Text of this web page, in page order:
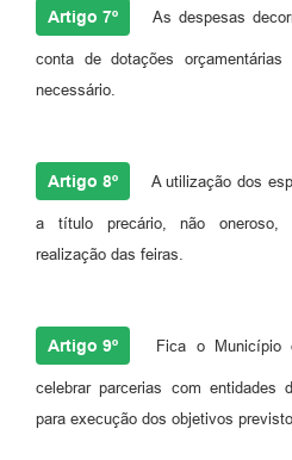
Artigo 7º As despesas
conta de dotações orçamentárias
necessário.
Artigo 8º A utilização dos
a título precário, não oneroso,
realização das feiras.
Artigo 9º Fica o Município
celebrar parcerias com entidades
para execução dos objetivos